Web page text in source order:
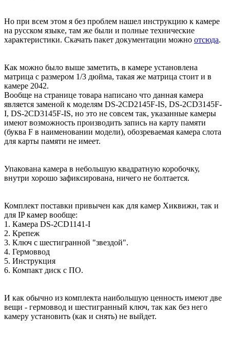
Но при всем этом я без проблем нашел инструкцию к камере
на русском языке, там же были и полные технические
характеристики. Скачать пакет документации можно отсюда.
Как можно было выше заметить, в камере установлена
матрица с размером 1/3 дюйма, такая же матрица стоит и в
камере 2042.
Вообще на странице товара написано что данная камера
является заменой к моделям DS-2CD2145F-IS, DS-2CD3145F-
I, DS-2CD3145F-IS, но это не совсем так, указанные камеры
имеют возможность производить запись на карту памяти
(буква F в наименовании модели), обозреваемая камера слота
для карты памяти не имеет.
Упакована камера в небольшую квадратную коробочку,
внутри хорошо зафиксирована, ничего не болтается.
Комплект поставки привычен как для камер Хиквижн, так и
для IP камер вообще:
1. Камера DS-2CD1141-I
2. Крепеж
3. Ключ с шестигранной "звездой".
4. Гермоввод
5. Инструкция
6. Компакт диск с ПО.
И как обычно из комплекта наибольшую ценность имеют две
вещи - гермоввод и шестигранный ключ, так как без него
камеру установить (как и снять) не выйдет.